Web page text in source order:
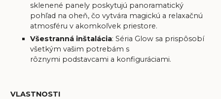
sklenené panely poskytujú panoramatický
pohľad na oheň, čo vytvára magickú a relaxačnú
atmosféru v akomkoľvek priestore.
Všestranná inštalácia: Séria Glow sa prispôsobí
všetkým vašim potrebám s
rôznymi podstavcami a konfiguráciami.
VLASTNOSTI